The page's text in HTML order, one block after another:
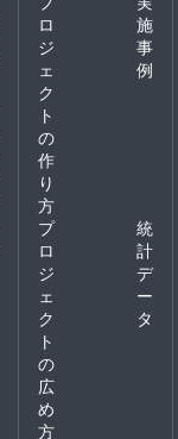
ロ
ジ
ェ
ク
ト
の
作
り
方
施
事
例
プ
ロ
ジ
ェ
ク
ト
の
広
め
方
統
計
デ
ー
タ